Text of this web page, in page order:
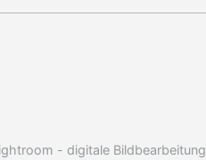
- digitale Bildbearbeitung